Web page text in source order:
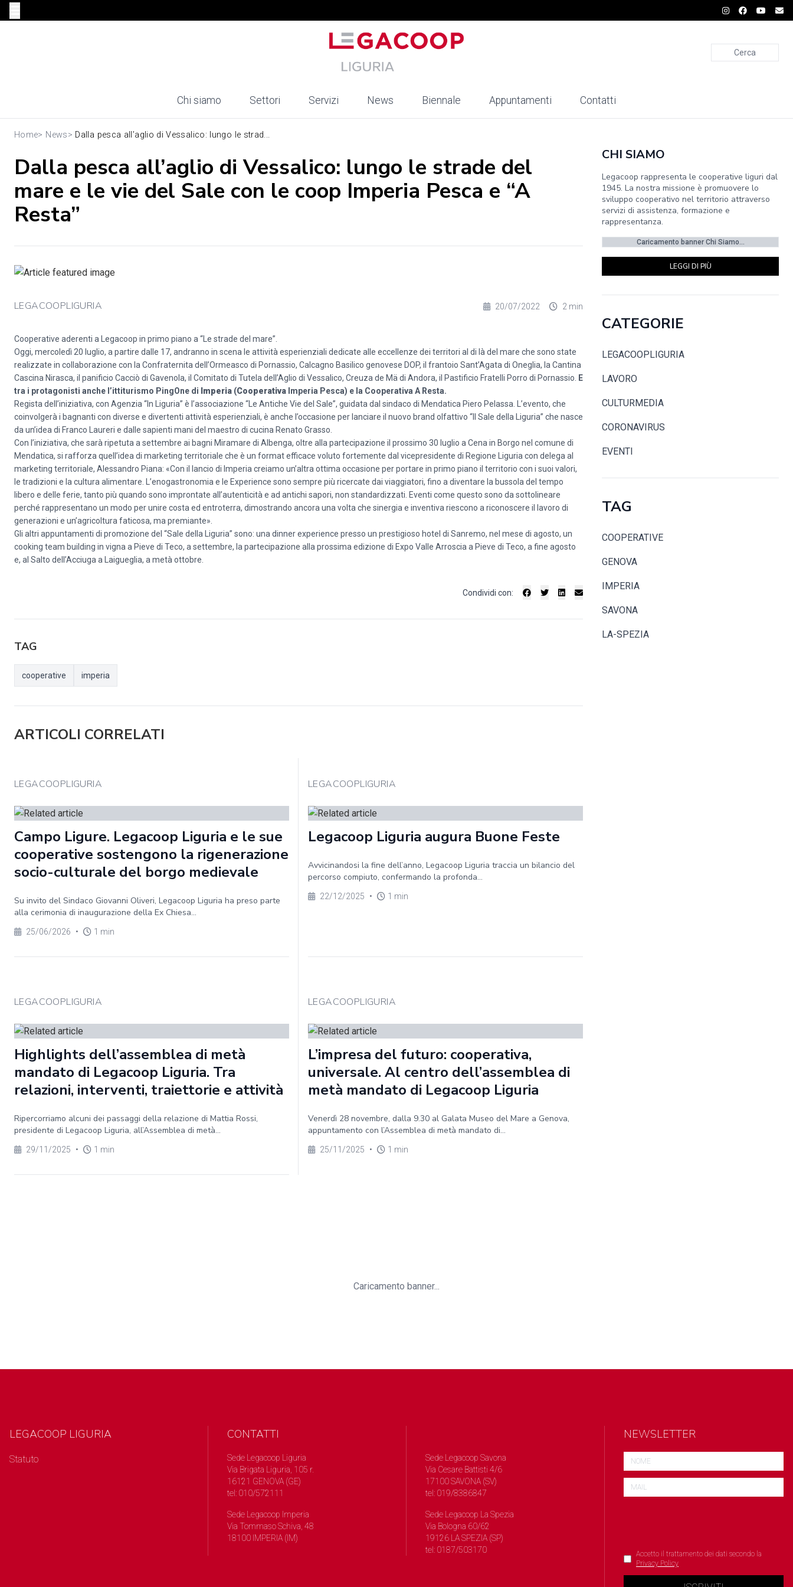
Cerca
Chi siamo Settori Servizi News Biennale Appuntamenti Contatti
Home> News> Dalla pesca all’aglio di Vessalico: lungo le strad...
Dalla pesca all’aglio di Vessalico: lungo le strade del
mare e le vie del Sale con le coop Imperia Pesca e “A
Resta”
LEGACOOPLIGURIA 20/07/2022 2 min
Cooperative aderenti a Legacoop in primo piano a “Le strade del mare”.
Oggi, mercoledì 20 luglio, a partire dalle 17, andranno in scena le attività esperienziali dedicate alle eccellenze dei territori al di là del mare che sono state
realizzate in collaborazione con la Confraternita dell’Ormeasco di Pornassio, Calcagno Basilico genovese DOP, il frantoio Sant’Agata di Oneglia, la Cantina
Cascina Nirasca, il panificio Cacciò di Gavenola, il Comitato di Tutela dell’Aglio di Vessalico, Creuza de Mä di Andora, il Pastificio Fratelli Porro di Pornassio.
E
tra i protagonisti anche l’ittiturismo PingOne di Imperia (Cooperativa Imperia Pesca) e la Cooperativa A Resta.
Regista dell’iniziativa, con Agenzia “In Liguria” è l’associazione “Le Antiche Vie del Sale”, guidata dal sindaco di Mendatica Piero Pelassa. L’evento, che
coinvolgerà i bagnanti con diverse e divertenti attività esperienziali, è anche l’occasione per lanciare il nuovo brand olfattivo “Il Sale della Liguria” che nasce
da un’idea di Franco Laureri e dalle sapienti mani del maestro di cucina Renato Grasso.
Con l’iniziativa, che sarà ripetuta a settembre ai bagni Miramare di Albenga, oltre alla partecipazione il prossimo 30 luglio a Cena in Borgo nel comune di
Mendatica, si rafforza quell’idea di marketing territoriale che è un format efficace voluto fortemente dal vicepresidente di Regione Liguria con delega al
marketing territoriale, Alessandro Piana: «Con il lancio di Imperia creiamo un’altra ottima occasione per portare in primo piano il territorio con i suoi valori,
le tradizioni e la cultura alimentare. L’enogastronomia e le Experience sono sempre più ricercate dai viaggiatori, fino a diventare la bussola del tempo
libero e delle ferie, tanto più quando sono improntate all’autenticità e ad antichi sapori, non standardizzati. Eventi come questo sono da sottolineare
perché rappresentano un modo per unire costa ed entroterra, dimostrando ancora una volta che sinergia e inventiva riescono a riconoscere il lavoro di
generazioni e un’agricoltura faticosa, ma premiante».
Gli altri appuntamenti di promozione del “Sale della Liguria” sono: una dinner experience presso un prestigioso hotel di Sanremo, nel mese di agosto, un
cooking team building in vigna a Pieve di Teco, a settembre, la partecipazione alla prossima edizione di Expo Valle Arroscia a Pieve di Teco, a fine agosto
e, al Salto dell’Acciuga a Laigueglia, a metà ottobre.
Condividi con:
TAG
cooperative imperia
ARTICOLI CORRELATI
LEGACOOPLIGURIA
Campo Ligure. Legacoop Liguria e le sue
cooperative sostengono la rigenerazione
socio-culturale del borgo medievale
Su invito del Sindaco Giovanni Oliveri, Legacoop Liguria ha preso parte
alla cerimonia di inaugurazione della Ex Chiesa...
25/06/2026 • 1 min
LEGACOOPLIGURIA
Legacoop Liguria augura Buone Feste
Avvicinandosi la fine dell’anno, Legacoop Liguria traccia un bilancio del
percorso compiuto, confermando la profonda...
22/12/2025 • 1 min
LEGACOOPLIGURIA
Highlights dell’assemblea di metà
mandato di Legacoop Liguria. Tra
relazioni, interventi, traiettorie e attività
Ripercorriamo alcuni dei passaggi della relazione di Mattia Rossi,
presidente di Legacoop Liguria, all’Assemblea di metà...
29/11/2025 • 1 min
LEGACOOPLIGURIA
L’impresa del futuro: cooperativa,
universale. Al centro dell’assemblea di
metà mandato di Legacoop Liguria
Venerdì 28 novembre, dalla 9.30 al Galata Museo del Mare a Genova,
appuntamento con l’Assemblea di metà mandato di...
25/11/2025 • 1 min
CHI SIAMO
Legacoop rappresenta le cooperative liguri dal
1945. La nostra missione è promuovere lo
sviluppo cooperativo nel territorio attraverso
servizi di assistenza, formazione e
rappresentanza.
Caricamento banner Chi Siamo...
LEGGI DI PIÙ
CATEGORIE
LEGACOOPLIGURIA
LAVORO
CULTURMEDIA
CORONAVIRUS
EVENTI
TAG
COOPERATIVE
GENOVA
IMPERIA
SAVONA
LA-SPEZIA
Caricamento banner...
LEGACOOP LIGURIA
Statuto
CONTATTI
Sede Legacoop Liguria
Via Brigata Liguria, 105 r.
16121 GENOVA (GE)
tel: 010/572111
Sede Legacoop Imperia
Via Tommaso Schiva, 48
18100 IMPERIA (IM)
Sede Legacoop Savona
Via Cesare Battisti 4/6
17100 SAVONA (SV)
tel: 019/8386847
Sede Legacoop La Spezia
Via Bologna 60/62
19126 LA SPEZIA (SP)
tel: 0187/503170
NEWSLETTER
Accetto il trattamento dei dati secondo la
Privacy Policy